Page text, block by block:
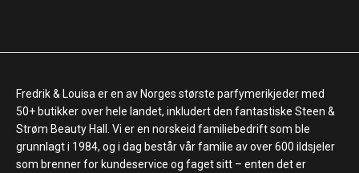
Fredrik & Louisa er en av Norges største parfymerikjeder med
50+ butikker over hele landet, inkludert den fantastiske Steen &
Strøm Beauty Hall. Vi er en norskeid familiebedrift som ble
grunnlagt i 1984, og i dag består vår familie av over 600 ildsjeler
som brenner for kundeservice og faget sitt – enten det er